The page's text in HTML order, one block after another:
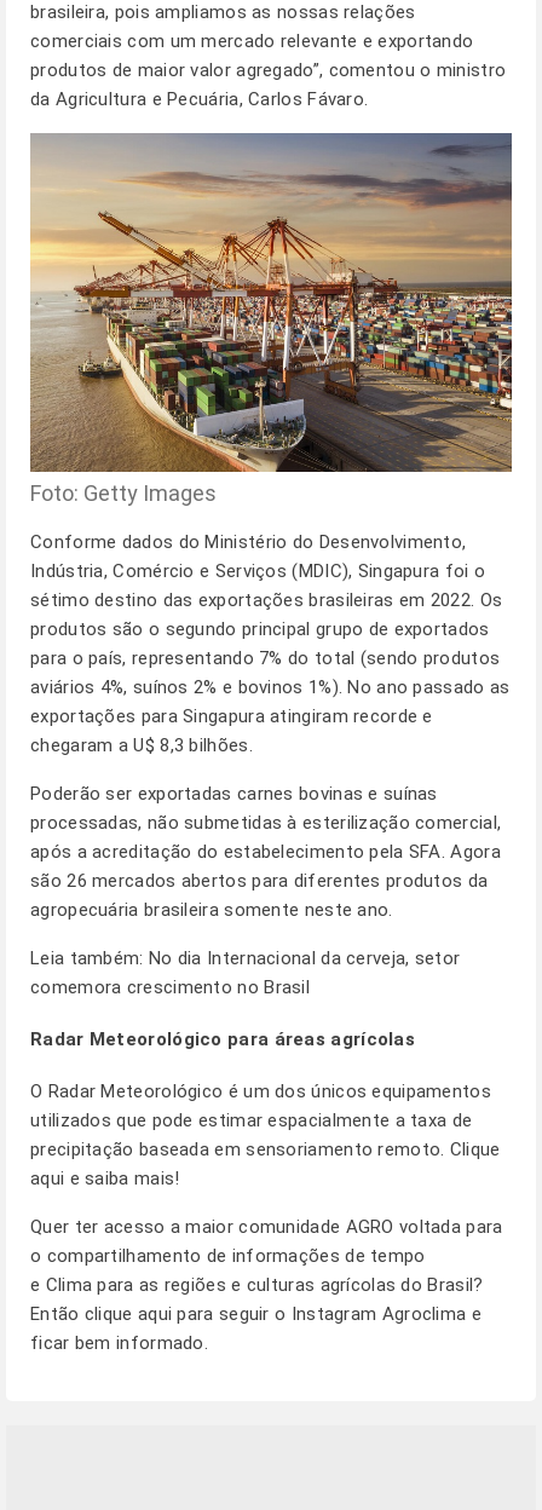
brasileira, pois ampliamos as nossas relações
comerciais com um mercado relevante e exportando
produtos de maior valor agregado”, comentou o ministro
da Agricultura e Pecuária, Carlos Fávaro.
Foto: Getty Images
Conforme dados do Ministério do Desenvolvimento,
Indústria, Comércio e Serviços (MDIC), Singapura foi o
sétimo destino das exportações brasileiras em 2022. Os
produtos são o segundo principal grupo de exportados
para o país, representando 7% do total (sendo produtos
aviários 4%, suínos 2% e bovinos 1%). No ano passado as
exportações para Singapura atingiram recorde e
chegaram a U$ 8,3 bilhões.
Poderão ser exportadas carnes bovinas e suínas
processadas, não submetidas à esterilização comercial,
após a acreditação do estabelecimento pela SFA. Agora
são 26 mercados abertos para diferentes produtos da
agropecuária brasileira somente neste ano.
Leia também: No dia Internacional da cerveja, setor
comemora crescimento no Brasil
Radar Meteorológico para áreas agrícolas
O Radar Meteorológico é um dos únicos equipamentos
utilizados que pode estimar espacialmente a taxa de
precipitação baseada em sensoriamento remoto. Clique
aqui e saiba mais!
Quer ter acesso a maior comunidade AGRO voltada para
o compartilhamento de informações de tempo
e Clima para as regiões e culturas agrícolas do Brasil?
Então clique aqui para seguir o Instagram Agroclima e
ficar bem informado.